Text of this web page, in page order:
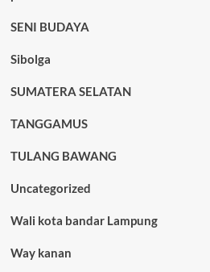
SENI BUDAYA
Sibolga
SUMATERA SELATAN
TANGGAMUS
TULANG BAWANG
Uncategorized
Wali kota bandar Lampung
Way kanan